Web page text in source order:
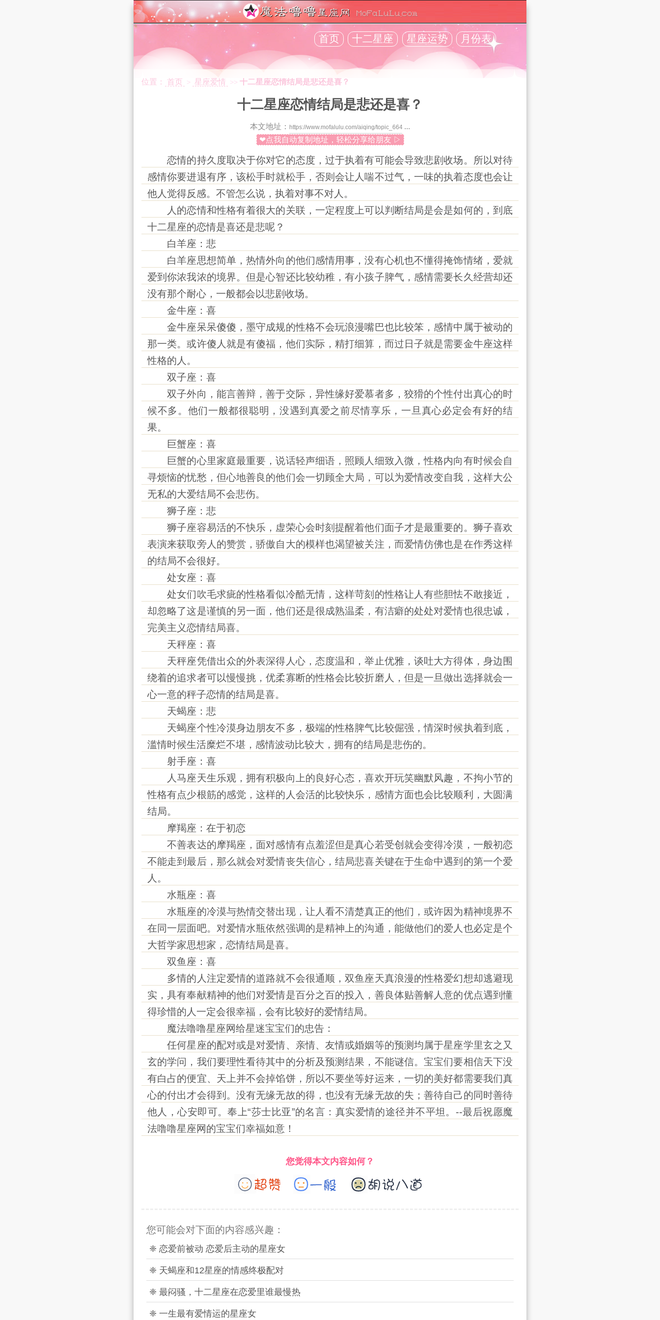
首页 十二星座 星座运势 月份表
位置： 首页 > 星座爱情 >> 十二星座恋情结局是悲还是喜？
十二星座恋情结局是悲还是喜？
本文地址：
...
❤点我自动复制地址，轻松分享给朋友 ▷
恋情的持久度取决于你对它的态度，过于执着有可能会导致悲剧收场。所以对待
感情你要进退有序，该松手时就松手，否则会让人喘不过气，一味的执着态度也会让
他人觉得反感。不管怎么说，执着对事不对人。
人的恋情和性格有着很大的关联，一定程度上可以判断结局是会是如何的，到底
十二星座的恋情是喜还是悲呢？
白羊座：悲
白羊座思想简单，热情外向的他们感情用事，没有心机也不懂得掩饰情绪，爱就
爱到你浓我浓的境界。但是心智还比较幼稚，有小孩子脾气，感情需要长久经营却还
没有那个耐心，一般都会以悲剧收场。
金牛座：喜
金牛座呆呆傻傻，墨守成规的性格不会玩浪漫嘴巴也比较笨，感情中属于被动的
那一类。或许傻人就是有傻福，他们实际，精打细算，而过日子就是需要金牛座这样
性格的人。
双子座：喜
双子外向，能言善辩，善于交际，异性缘好爱慕者多，狡猾的个性付出真心的时
候不多。他们一般都很聪明，没遇到真爱之前尽情享乐，一旦真心必定会有好的结
果。
巨蟹座：喜
巨蟹的心里家庭最重要，说话轻声细语，照顾人细致入微，性格内向有时候会自
寻烦恼的忧愁，但心地善良的他们会一切顾全大局，可以为爱情改变自我，这样大公
无私的大爱结局不会悲伤。
狮子座：悲
狮子座容易活的不快乐，虚荣心会时刻提醒着他们面子才是最重要的。狮子喜欢
表演来获取旁人的赞赏，骄傲自大的模样也渴望被关注，而爱情仿佛也是在作秀这样
的结局不会很好。
处女座：喜
处女们吹毛求疵的性格看似冷酷无情，这样苛刻的性格让人有些胆怯不敢接近，
却忽略了这是谨慎的另一面，他们还是很成熟温柔，有洁癖的处处对爱情也很忠诚，
完美主义恋情结局喜。
天秤座：喜
天秤座凭借出众的外表深得人心，态度温和，举止优雅，谈吐大方得体，身边围
绕着的追求者可以慢慢挑，优柔寡断的性格会比较折磨人，但是一旦做出选择就会一
心一意的秤子恋情的结局是喜。
天蝎座：悲
天蝎座个性冷漠身边朋友不多，极端的性格脾气比较倔强，情深时候执着到底，
滥情时候生活糜烂不堪，感情波动比较大，拥有的结局是悲伤的。
射手座：喜
人马座天生乐观，拥有积极向上的良好心态，喜欢开玩笑幽默风趣，不拘小节的
性格有点少根筋的感觉，这样的人会活的比较快乐，感情方面也会比较顺利，大圆满
结局。
摩羯座：在于初恋
不善表达的摩羯座，面对感情有点羞涩但是真心若受创就会变得冷漠，一般初恋
不能走到最后，那么就会对爱情丧失信心，结局悲喜关键在于生命中遇到的第一个爱
人。
水瓶座：喜
水瓶座的冷漠与热情交替出现，让人看不清楚真正的他们，或许因为精神境界不
在同一层面吧。对爱情水瓶依然强调的是精神上的沟通，能做他们的爱人也必定是个
大哲学家思想家，恋情结局是喜。
双鱼座：喜
多情的人注定爱情的道路就不会很通顺，双鱼座天真浪漫的性格爱幻想却逃避现
实，具有奉献精神的他们对爱情是百分之百的投入，善良体贴善解人意的优点遇到懂
得珍惜的人一定会很幸福，会有比较好的爱情结局。
魔法噜噜星座网给星迷宝宝们的忠告：
任何星座的配对或是对爱情、亲情、友情或婚姻等的预测均属于星座学里玄之又
玄的学问，我们要理性看待其中的分析及预测结果，不能谜信。宝宝们要相信天下没
有白占的便宜、天上并不会掉馅饼，所以不要坐等好运来，一切的美好都需要我们真
心的付出才会得到。没有无缘无故的得，也没有无缘无故的失；善待自己的同时善待
他人，心安即可。奉上“莎士比亚”的名言： 真实爱情的途径并不平坦。 --最后祝愿魔
法噜噜星座网的宝宝们幸福如意 ！
您觉得本文内容如何？
您可能会对下面的内容感兴趣：
❈ 恋爱前被动 恋爱后主动的星座女
❈ 天蝎座和12星座的情感终极配对
❈ 最闷骚，十二星座在恋爱里谁最慢热
❈ 一生最有爱情运的星座女